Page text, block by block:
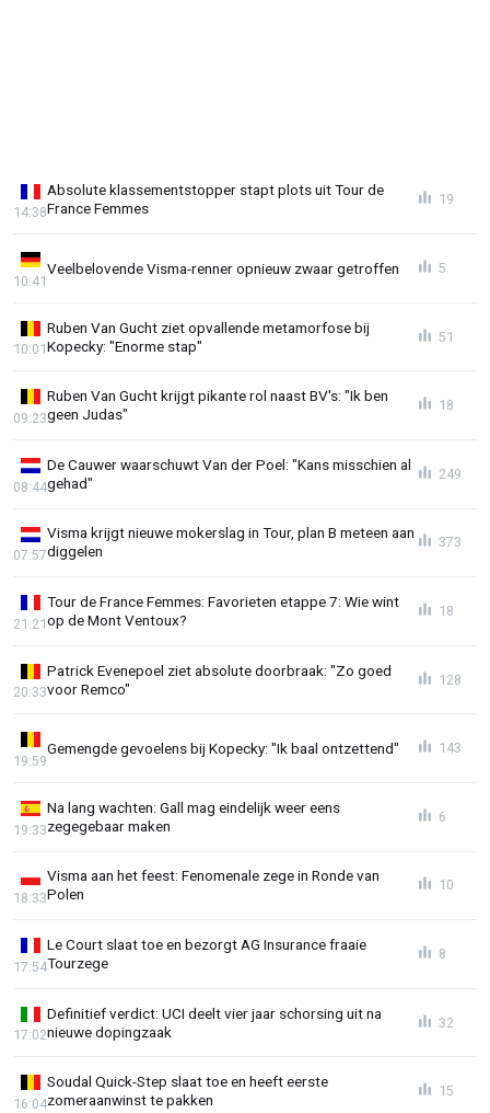
Absolute klassementstopper stapt plots uit Tour de
France Femmes
14:38
19
Veelbelovende Visma-renner opnieuw zwaar getroffen
10:41
5
Ruben Van Gucht ziet opvallende metamorfose bij
Kopecky: "Enorme stap"
10:01
51
Ruben Van Gucht krijgt pikante rol naast BV's: "Ik ben
geen Judas"
09:23
18
De Cauwer waarschuwt Van der Poel: "Kans misschien al
gehad"
08:44
249
Visma krijgt nieuwe mokerslag in Tour, plan B meteen aan
diggelen
07:57
373
Tour de France Femmes: Favorieten etappe 7: Wie wint
op de Mont Ventoux?
21:21
18
Patrick Evenepoel ziet absolute doorbraak: "Zo goed
voor Remco"
20:33
128
Gemengde gevoelens bij Kopecky: "Ik baal ontzettend"
19:59
143
Na lang wachten: Gall mag eindelijk weer eens
zegegebaar maken
19:33
6
Visma aan het feest: Fenomenale zege in Ronde van
Polen
18:33
10
Le Court slaat toe en bezorgt AG Insurance fraaie
Tourzege
17:54
8
Definitief verdict: UCI deelt vier jaar schorsing uit na
nieuwe dopingzaak
17:02
32
Soudal Quick-Step slaat toe en heeft eerste
zomeraanwinst te pakken
16:04
15